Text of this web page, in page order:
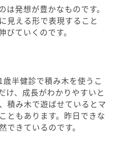
発想が豊かなものです。
見える形で表現すること
ていくのです。
半健診で積み木を使うこ
け、成長がわかりやすいと
積み木で遊ばせているとマ
ともあります。昨日できな
できているのです。